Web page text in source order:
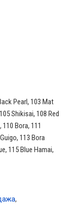
Pearl, 103 Mat
Shikisai, 108 Red
Bora, 111
113 Bora
115 Blue Hamai,
,